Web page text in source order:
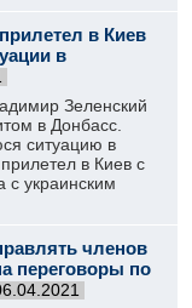
в Киев
в
Зеленский
в Донбасс.
ситуацию в
в Киев с
с украинским
членов
переговоры по